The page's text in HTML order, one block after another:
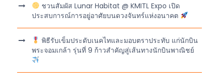
ชวนสัมผัส Lunar Habitat @ KMITL Expo เปิด
ประสบการณ์การอยู่อาศัยบนดวงจันทร์แห่งอนาคต
พิธีรับเข็มประดับเนคไทและมอบตราประทับ แก่นักบิน
พระจอมเกล้า รุ่นที่ 9 ก้าวสำคัญสู่เส้นทางนักบินพาณิชย์